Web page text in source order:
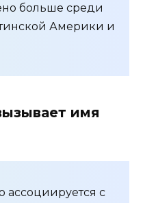
больше среди
Америки и
имя
с